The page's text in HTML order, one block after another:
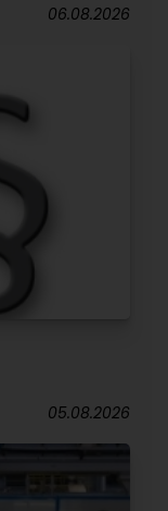
06.08.2026
05.08.2026